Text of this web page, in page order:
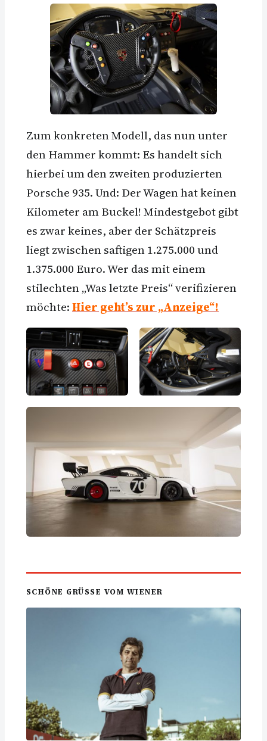
Zum konkreten Modell, das nun unter
den Hammer kommt: Es handelt sich
hierbei um den zweiten produzierten
Porsche 935. Und: Der Wagen hat keinen
Kilometer am Buckel! Mindestgebot gibt
es zwar keines, aber der Schätzpreis
liegt zwischen saftigen 1.275.000 und
1.375.000 Euro. Wer das mit einem
stilechten „Was letzte Preis“ verifizieren
möchte:Hier geht’s zur „Anzeige“!
SCHÖNE GRÜSSE VOM WIENER